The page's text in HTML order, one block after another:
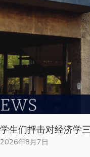
学生们抨击对经济学
2026年8月7日